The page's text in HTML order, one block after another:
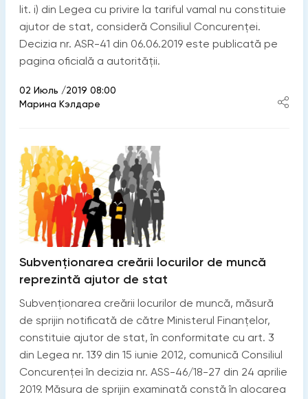
lit. i) din Legea cu privire la tariful vamal nu constituie
ajutor de stat, consideră Consiliul Concurenței.
Decizia nr. ASR-41 din 06.06.2019 este publicată pe
pagina oficială a autorității.
02 Июль /2019 08:00
Марина Кэлдаре
Subvenționarea creării locurilor de muncă
reprezintă ajutor de stat
Subvenționarea creării locurilor de muncă, măsură
de sprijin notificată de către Ministerul Finanțelor,
constituie ajutor de stat, în conformitate cu art. 3
din Legea nr. 139 din 15 iunie 2012, comunică Consiliul
Concurenței în decizia nr. ASS-46/18-27 din 24 aprilie
2019. Măsura de sprijin examinată constă în alocarea